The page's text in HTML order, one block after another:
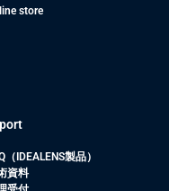
store
（IDEALENS製品）
資料